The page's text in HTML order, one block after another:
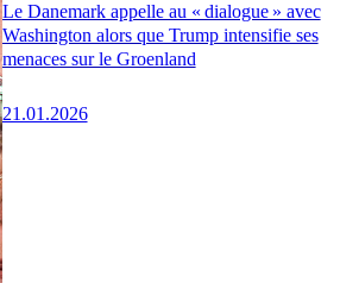
Le Danemark appelle au « dialogue » avec
Washington alors que Trump intensifie ses
menaces sur le Groenland
21.01.2026